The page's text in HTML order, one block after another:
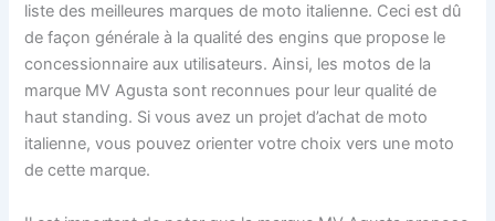
liste des meilleures marques de moto italienne. Ceci est dû
de façon générale à la qualité des engins que propose le
concessionnaire aux utilisateurs. Ainsi, les motos de la
marque MV Agusta sont reconnues pour leur qualité de
haut standing. Si vous avez un projet d’achat de moto
italienne, vous pouvez orienter votre choix vers une moto
de cette marque.